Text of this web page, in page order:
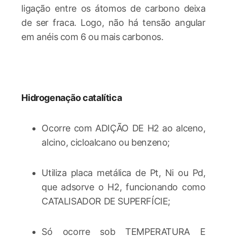
ligação entre os átomos de carbono deixa
de ser fraca. Logo, não há tensão angular
em anéis com 6 ou mais carbonos.
Hidrogenação catalítica
Ocorre com ADIÇÃO DE H2 ao alceno,
alcino, cicloalcano ou benzeno;
Utiliza placa metálica de Pt, Ni ou Pd,
que adsorve o H2, funcionando como
CATALISADOR DE SUPERFÍCIE;
Só ocorre sob TEMPERATURA E